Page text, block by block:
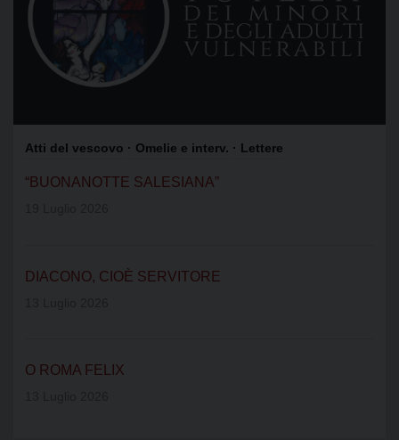
Atti del vescovo · Omelie e interv. · Lettere
“BUONANOTTE SALESIANA”
DIACONO, CIOÈ SERVITORE
O ROMA FELIX